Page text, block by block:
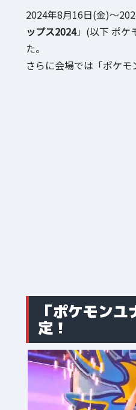
2024年8月16日(金)～
ップス2024」(以下 ポケ
た。
さらに会場では「ポケモ
「ポケモン
定！